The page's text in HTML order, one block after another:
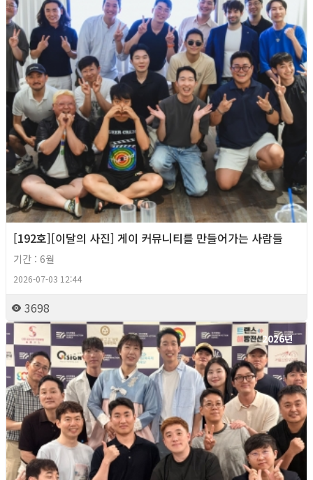
[192호][이달의 사진] 게이 커뮤니티를 만들어가는 사람들
기간 : 6월
2026-07-03 12:44
3698
2026년